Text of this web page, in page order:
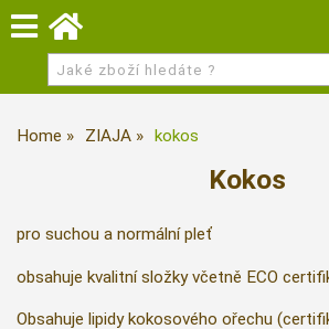
Home ZIAJA kokos
Kokos
pro suchou a normální pleť
obsahuje kvalitní složky včetně ECO
Obsahuje lipidy kokosového ořechu